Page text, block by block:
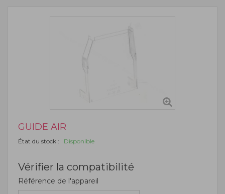
GUIDE AIR
État du stock : Disponible
Vérifier la compatibilité
Référence de l'appareil